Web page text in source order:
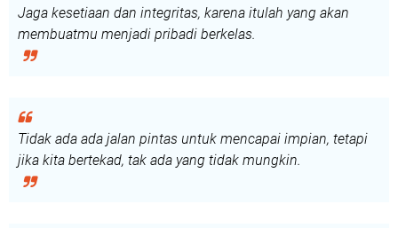
Jaga kesetiaan dan integritas, karena itulah yang akan
membuatmu menjadi pribadi berkelas.
Tidak ada ada jalan pintas untuk mencapai impian, tetapi
jika kita bertekad, tak ada yang tidak mungkin.